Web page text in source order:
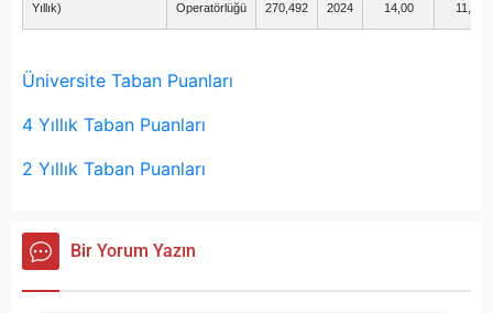
Yıllık)
Operatörlüğü
270,492 2024 14,00 11,75
Üniversite Taban Puanları
4 Yıllık Taban Puanları
2 Yıllık Taban Puanları
Bir Yorum Yazın